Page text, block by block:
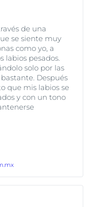
de una
se siente muy
como yo, a
labios pesados.
solo por las
Después
que mis labios se
y con un tono